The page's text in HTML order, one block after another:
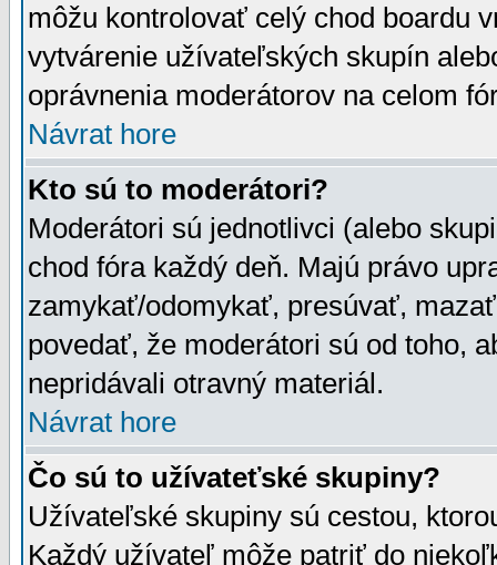
môžu kontrolovať celý chod boardu
vytvárenie užívateľských skupín
oprávnenia moderátorov na celom
Návrat hore
Kto sú to moderátori?
Moderátori sú jednotlivci (alebo
chod fóra každý deň. Majú právo
zamykať/odomykať, presúvať,
povedať, že moderátori sú od toho,
nepridávali otravný materiál.
Návrat hore
Čo sú to užívateťské skupiny?
Užívateľské skupiny sú cestou,
Každý užívateľ môže patriť do